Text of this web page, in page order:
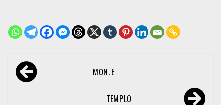
Navegación
de MONJE
TEMPLO